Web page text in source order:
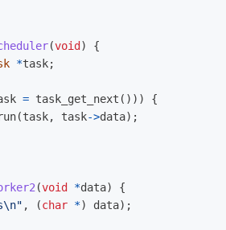
(void )
{
*task;
= task_get_next ()))
{
(task, task->data);
(void *data)
{
\n" , (char *) data);